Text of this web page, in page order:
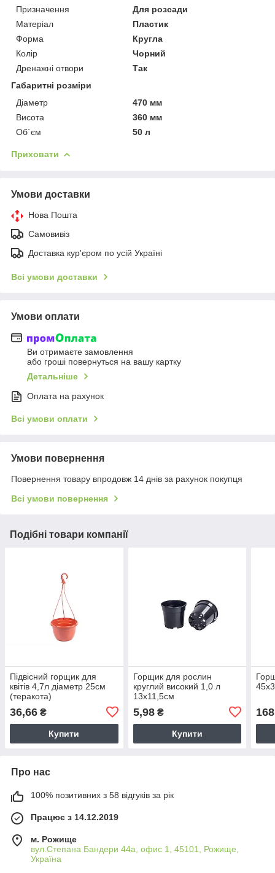
Призначення
Для розсади
Матеріал
Пластик
Форма
Кругла
Колір
Чорний
Дренажні отвори
Так
Габаритні розміри
Діаметр
470 мм
Висота
360 мм
Об`єм
50 л
Приховати
Умови доставки
Нова Пошта
Самовивіз
Доставка кур'єром по усій Україні
Всі умови доставки
Умови оплати
Ви отримаєте замовлення
або гроші повернуться на вашу картку
Детальніше
Оплата на рахунок
Всі умови оплати
Умови повернення
Повернення товару впродовж 14 днів за рахунок покупця
Всі умови повернення
Подібні товари компанії
Підвісний горщик для
квітів 4,7л діаметр 25см
(теракота)
36,66 ₴
Купити
Горщик для рослин
круглий високий 1,0 л
13х11,5см
5,98₴
Купити
Про нас
100% позитивних з 58 відгуків за рік
Працює з 14.12.2019
м. Рожище
вул.Степана Бандери 44а, офис 1, 45101, Рожище,
Україна